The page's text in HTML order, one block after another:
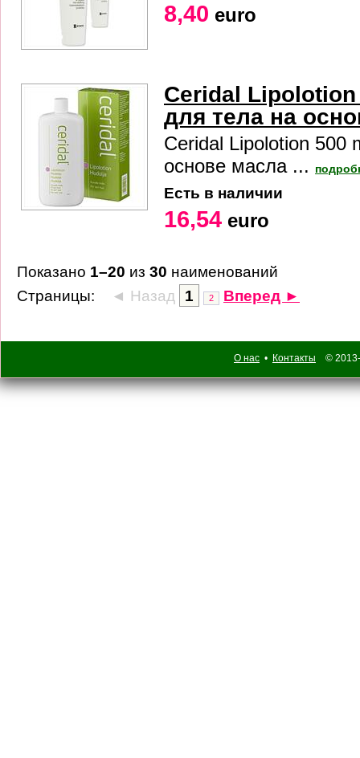
8,40 euro
Ceridal
для тела на
Ceridal Lipolotion 500
основе масла ...
Есть в наличии
16,54 euro
Показано 1–20 из 30 наименований
Страницы:
◄ Назад 1 2 Вперед ►
О нас • Контакты © 2013-